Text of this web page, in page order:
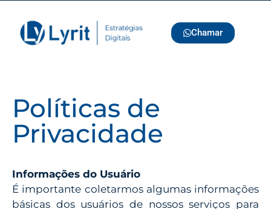
Chamar
Políticas de
Privacidade
Informações do Usuário
É importante coletarmos algumas informações
básicas dos usuários de nossos serviços para